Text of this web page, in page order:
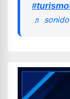
#turismo
♬ sonido